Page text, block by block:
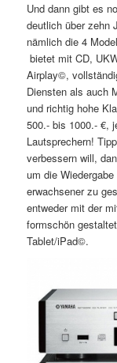
Und dann gibt es
deutlich über zehn
nämlich die 4
bietet mit CD,
Airplay©,
Diensten als auch
und richtig hohe
500.- bis 1000.- €,
Lautsprechern!
verbessern will,
um die
erwachsener zu
entweder mit der
formschön
Tablet/iPad©.